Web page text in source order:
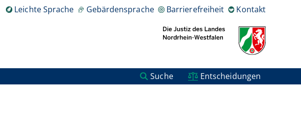
Leichte Sprache Gebärdensprache Barrierefreiheit Kontakt
Suche Entscheidungen